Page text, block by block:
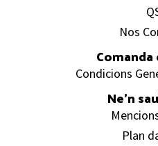
Nos
Condicions
Ne’n
Plan